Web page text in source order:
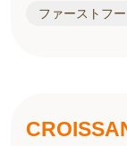
ファーストフ